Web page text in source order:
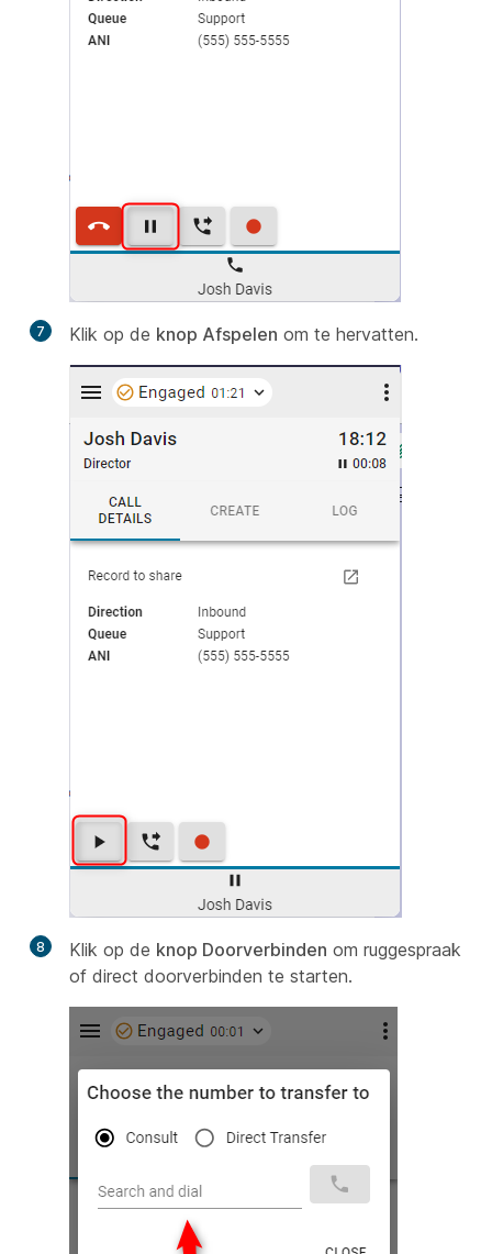
7 Klik op de knop Afspelen om te hervatten.
8 Klik op de knop Doorverbinden om ruggespraak
of direct doorverbinden te starten.